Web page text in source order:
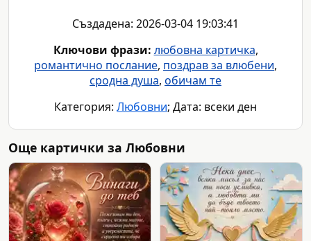
Създадена: 2026-03-04 19:03:41
Ключови фрази: любовна картичка,
романтично послание, поздрав за влюбени,
сродна душа, обичам те
Категория: Любовни; Дата: всеки ден
Още картички за Любовни